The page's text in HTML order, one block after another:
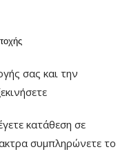
σας και την
κατάθεση σε
συμπληρώνετε το